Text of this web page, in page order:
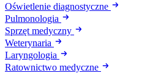
Oświetlenie diagnostyczne
Pulmonologia
Sprzęt medyczny
Weterynaria
Laryngologia
Ratownictwo medyczne